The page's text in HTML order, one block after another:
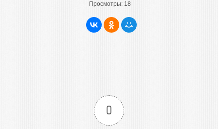
Просмотры: 18
0